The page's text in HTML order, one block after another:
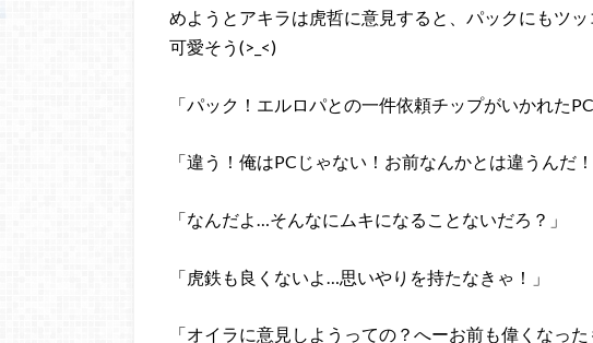
めようとアキラは虎哲に意見すると、パックにもツッ
可愛そう(>_<)
「パック！エルロパとの一件依頼チップがいかれた
「違う！俺はPCじゃない！お前なんかとは違うんだ！
「なんだよ…そんなにムキになることないだろ？」
「虎鉄も良くないよ…思いやりを持たなきゃ！」
「オイラに意見しようっての？へーお前も偉くなった